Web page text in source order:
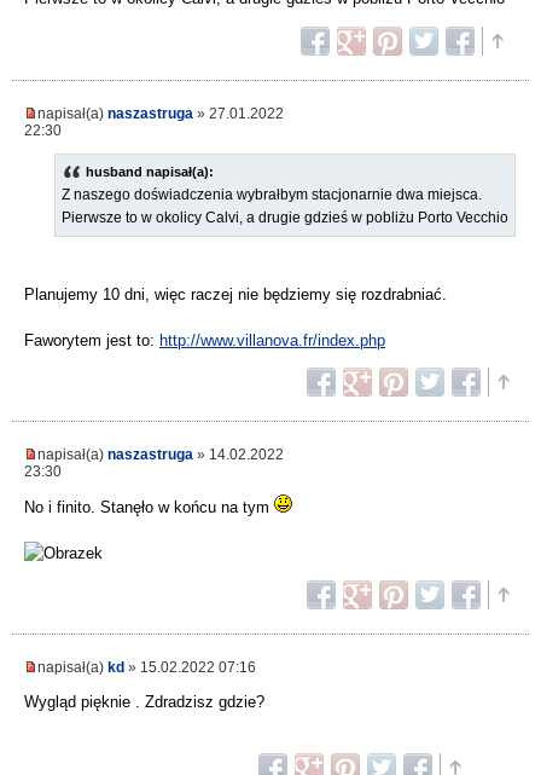
napisał(a) naszastruga » 27.01.2022
22:30
husband napisał(a):
Z naszego doświadczenia wybrałbym stacjonarnie dwa miejsca.
Pierwsze to w okolicy Calvi, a drugie gdzieś w pobliżu Porto Vecchio
Planujemy 10 dni, więc raczej nie będziemy się rozdrabniać.
Faworytem jest to: http://www.villanova.fr/index.php
napisał(a) naszastruga » 14.02.2022
23:30
No i finito. Stanęło w końcu na tym
napisał(a) kd » 15.02.2022 07:16
Wygląd pięknie . Zdradzisz gdzie?